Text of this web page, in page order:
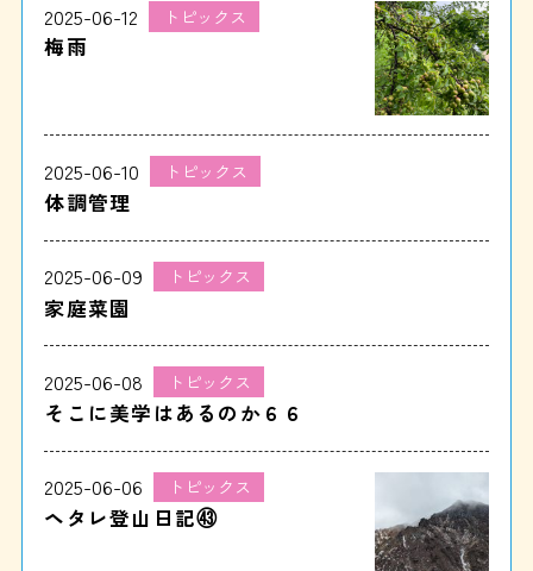
2025-06-12 トピックス
梅雨
2025-06-10 トピックス
体調管理
2025-06-09 トピックス
家庭菜園
2025-06-08 トピックス
そこに美学はあるのか６６
2025-06-06 トピックス
ヘタレ登山日記㊸